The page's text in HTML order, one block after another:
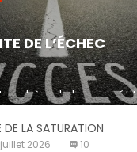
DE L’ÉCHEC
sphère de la
atteindre un objectif
et une source
(avertissement,
DE LA SATURATION
2026 10